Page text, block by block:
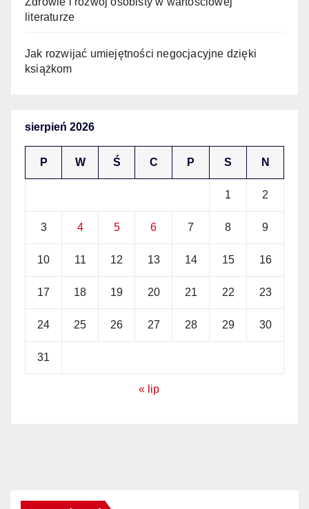
literaturze
Jak rozwijać umiejętności negocjacyjne dzięki
książkom
sierpień 2026
P W Ś C P S N
1 2
3 4 5 6 7 8 9
10 11 12 13 14 15 16
17 18 19 20 21 22 23
24 25 26 27 28 29 30
31
« lip